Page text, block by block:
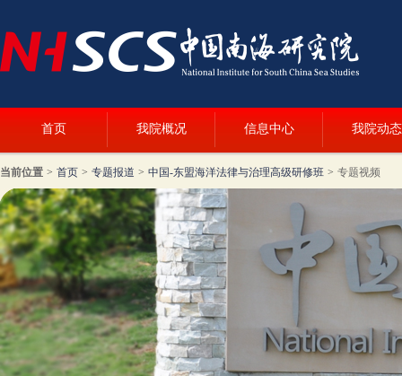
首页 我院概况 信息中心 我院动态
当前位置 > 首页 > 专题报道 > 中国-东盟海洋法律与治理高级研修班 > 专题视频